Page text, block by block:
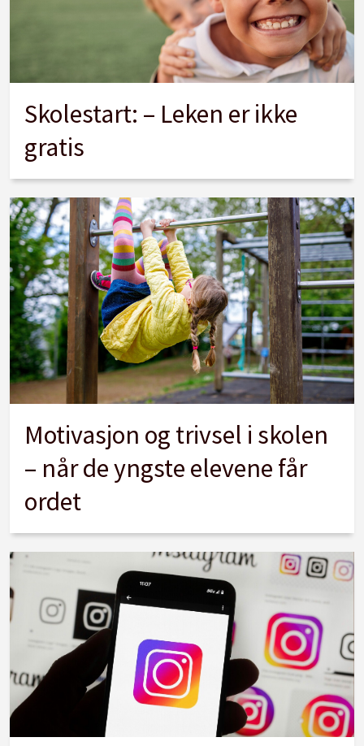
Skolestart: – Leken er ikke
gratis
Motivasjon og trivsel i skolen
– når de yngste elevene får
ordet